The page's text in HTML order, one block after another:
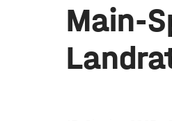
Main-